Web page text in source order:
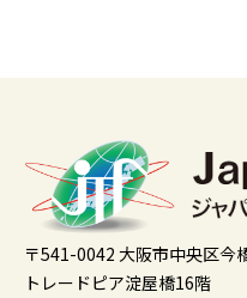
〒541-0042 大阪市中央区今
トレードピア淀屋橋16階